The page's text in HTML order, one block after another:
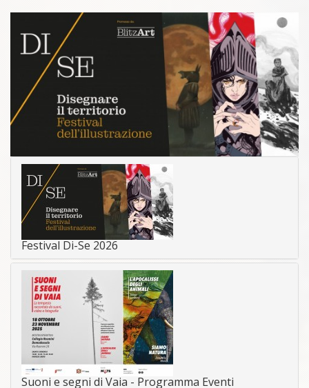
Festival Di-Se 2026
Suoni e segni di Vaia - Programma Eventi